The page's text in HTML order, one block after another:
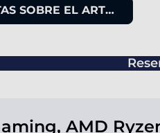
SOBRE EL ARTÍCULO
AMD